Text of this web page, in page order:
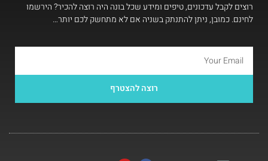
רוצים לקבל עדכונים, טיפים ומידע שכל בונה היה רוצה להכיר? הירשמו
לחינם. כמובן, ניתן להתנתק בשניה אם לא מתחשק לכם יותר…
רוצה להצטרף